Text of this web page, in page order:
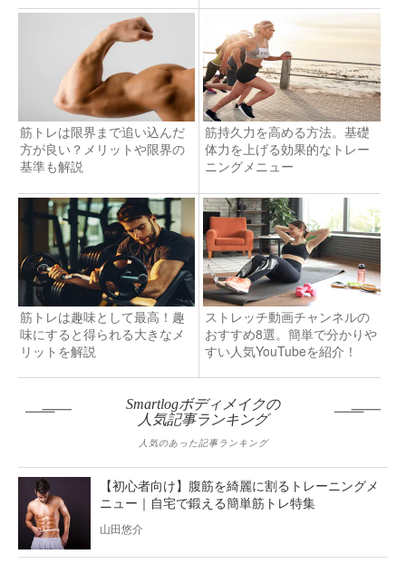
筋トレは限界まで追い込んだ
方が良い？メリットや限界の
基準も解説
筋持久力を高める方法。基礎
体力を上げる効果的なトレー
ニングメニュー
筋トレは趣味として最高！趣
味にすると得られる大きなメ
リットを解説
ストレッチ動画チャンネルの
おすすめ8選。簡単で分かりや
すい人気YouTubeを紹介！
Smartlogボディメイクの
人気記事ランキング
人気のあった記事ランキング
【初心者向け】腹筋を綺麗に割るトレーニングメ
ニュー｜自宅で鍛える簡単筋トレ特集
山田悠介